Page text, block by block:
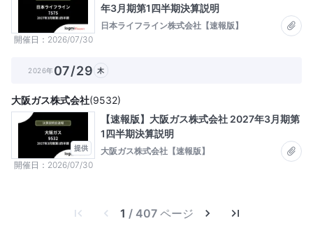
開催日 2026/07/30
年3月期第1四半期決算説明
日本ライフライン株式会社【速報版】
2026年07/29 木
提供
開催日 2026/07/30
大阪ガス株式会社(9532)
【速報版】大阪ガス株式会社 2027年3月期第
1四半期決算説明
大阪ガス株式会社【速報版】
1 / 407 ページ